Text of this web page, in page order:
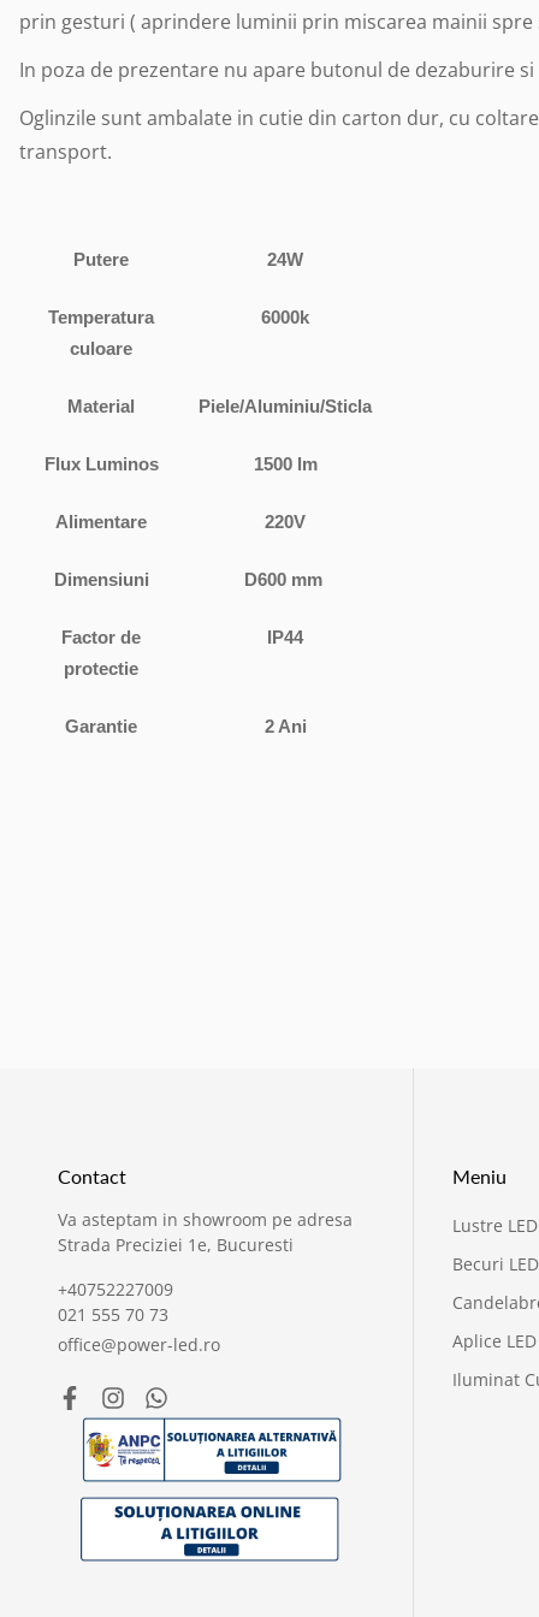
prin gesturi ( aprindere luminii prin miscarea mainii
In poza de prezentare nu apare butonul de dezaburire
Oglinzile sunt ambalate in cutie din carton dur, cu
transport.
Putere 24W
Temperatura
culoare
6000k
Material Piele/Aluminiu/Sticla
Flux Luminos 1500 lm
Alimentare 220V
Dimensiuni D600 mm
Factor de
protectie
IP44
Garantie 2 Ani
Contact
Va asteptam in showroom pe adresa
Strada Preciziei 1e, Bucuresti
+40752227009
021 555 70 73
office@power-led.ro
Meniu
Lustre LED
Becuri LED
Aplice
Iluminat